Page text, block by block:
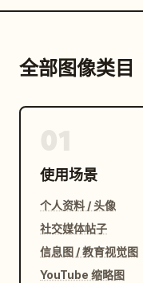
全部图像类目
使用场景
个人资料 / 头像
社交媒体帖子
信息图 / 教育视觉图
YouTube 缩略图